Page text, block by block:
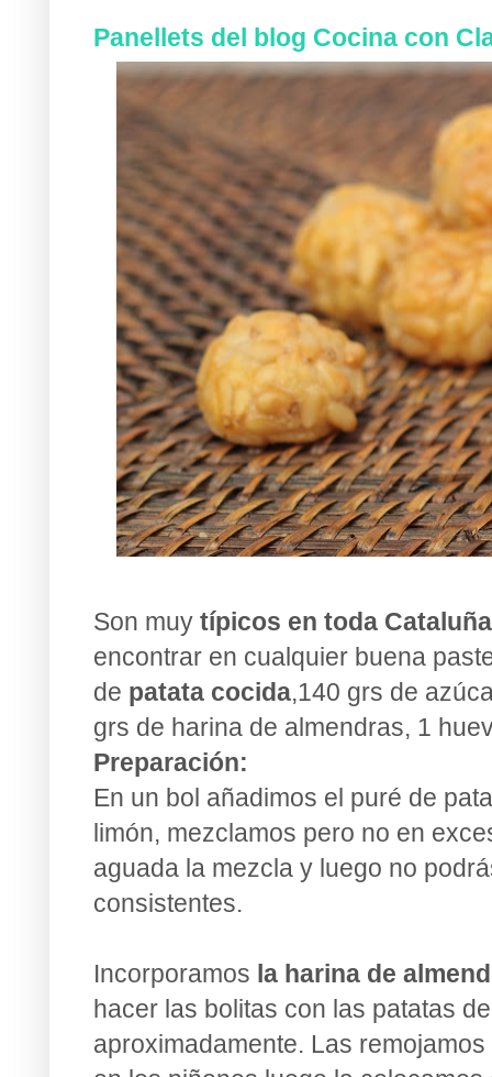
Panellets del blog Cocina con
Son muy típicos en toda Cataluña
encontrar en cualquier buena
de patata cocida,140 grs de
grs de harina de almendras, 1
Preparación:
En un bol añadimos el puré de
limón, mezclamos pero no en
aguada la mezcla y luego no
consistentes.
Incorporamos la harina de
hacer las bolitas con las patatas
aproximadamente. Las